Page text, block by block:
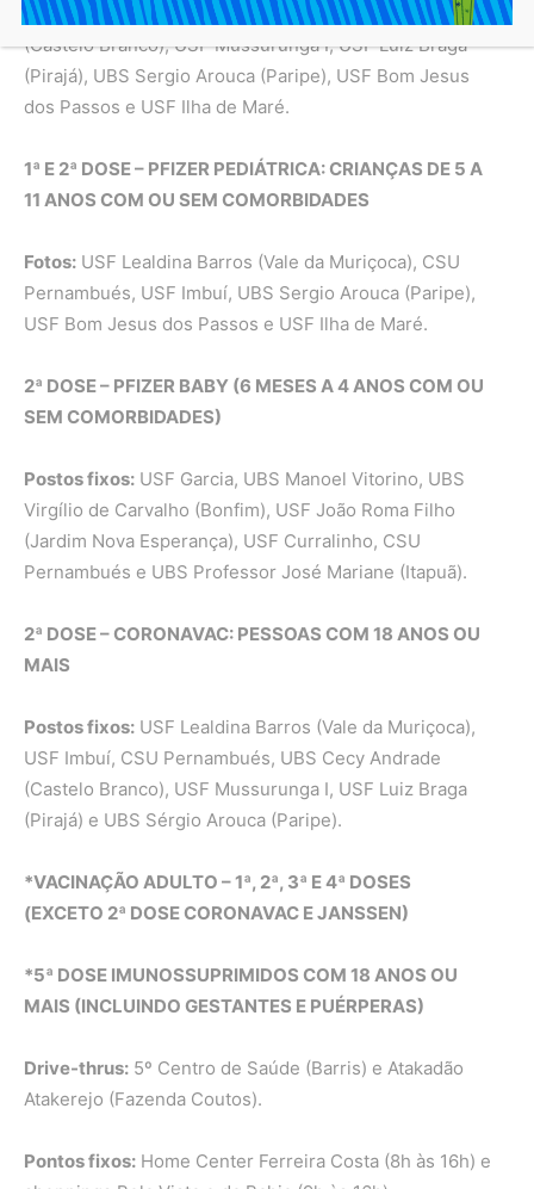
USF Imbuí, CSU Pernambués, UBS Cecy Andrade
(Castelo Branco), USF Mussurunga I, USF Luiz Braga
(Pirajá), UBS Sergio Arouca (Paripe), USF Bom Jesus
dos Passos e USF Ilha de Maré.
1ª E 2ª DOSE – PFIZER PEDIÁTRICA: CRIANÇAS DE 5 A
11 ANOS COM OU SEM COMORBIDADES
Fotos: USF Lealdina Barros (Vale da Muriçoca), CSU
Pernambués, USF Imbuí, UBS Sergio Arouca (Paripe),
USF Bom Jesus dos Passos e USF Ilha de Maré.
2ª DOSE – PFIZER BABY (6 MESES A 4 ANOS COM OU
SEM COMORBIDADES)
Postos fixos: USF Garcia, UBS Manoel Vitorino, UBS
Virgílio de Carvalho (Bonfim), USF João Roma Filho
(Jardim Nova Esperança), USF Curralinho, CSU
Pernambués e UBS Professor José Mariane (Itapuã).
2ª DOSE – CORONAVAC: PESSOAS COM 18 ANOS OU
MAIS
Postos fixos: USF Lealdina Barros (Vale da Muriçoca),
USF Imbuí, CSU Pernambués, UBS Cecy Andrade
(Castelo Branco), USF Mussurunga I, USF Luiz Braga
(Pirajá) e UBS Sérgio Arouca (Paripe).
*VACINAÇÃO ADULTO – 1ª, 2ª, 3ª E 4ª DOSES
(EXCETO 2ª DOSE CORONAVAC E JANSSEN)
*5ª DOSE IMUNOSSUPRIMIDOS COM 18 ANOS OU
MAIS (INCLUINDO GESTANTES E PUÉRPERAS)
Drive-thrus: 5º Centro de Saúde (Barris) e Atakadão
Atakerejo (Fazenda Coutos).
Pontos fixos: Home Center Ferreira Costa (8h às 16h) e